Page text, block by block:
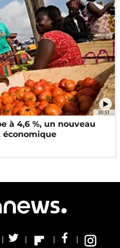
00:51
à 4,6 %, un nouveau
économique